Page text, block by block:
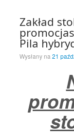
Zakład
Pila
Wysłany na 21